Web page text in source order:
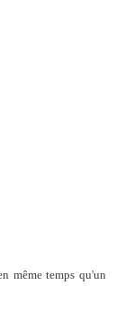
même temps qu'un